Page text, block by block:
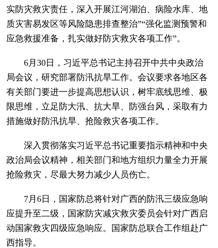
实防灾救灾责任，深入开展江河湖泊、病险水库、地
质灾害易发区等风险隐患排查整治”“强化监测预警和
应急救援准备，扎实做好防灾救灾各项工作”。
6月30日，习近平总书记主持召开中共中央政治
局会议，研究部署防汛抗旱工作。会议要求各地区各
有关部门要进一步提高思想认识，树牢底线思维、极
限思维，立足防大汛、抗大旱、防强台风，采取有力
措施做好防汛抗旱、抢险救灾各项工作。
深入贯彻落实习近平总书记重要指示精神和中央
政治局会议精神，相关部门和地方组织力量全力开展
抢险救灾，尽最大努力减少人员伤亡。
7月6日，国家防总将针对广西的防汛三级应急响
应提升至二级，国家防灾减灾救灾委员会针对广西启
动国家救灾四级应急响应。国家防总联合工作组赴广
西指导。